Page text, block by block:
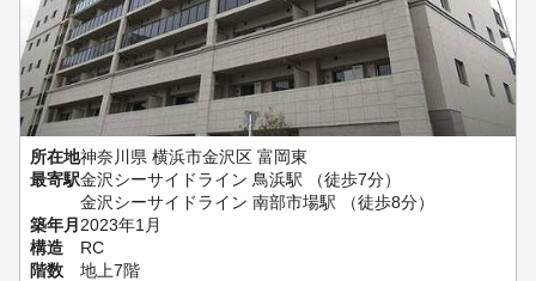
所在地神奈川県 横浜市金沢区 富岡東
最寄駅金沢シーサイドライン 鳥浜駅 （徒歩7分）
金沢シーサイドライン 南部市場駅 （徒歩8分）
築年月2023年1月
構造
RC
階数
地上7階